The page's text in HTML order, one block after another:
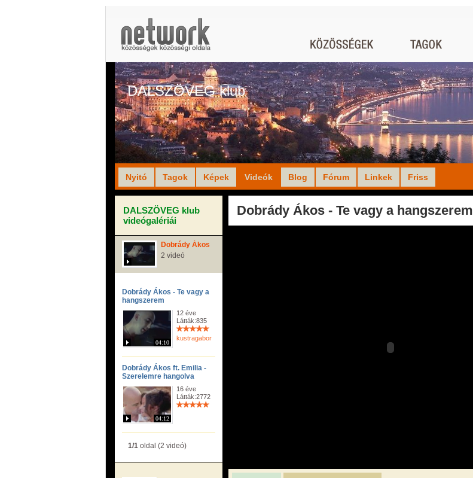
DALSZÖVEG klub
Nyitó Tagok Képek Videók Blog Fórum Linkek Friss
DALSZÖVEG klub
videógalériái
Dobrády Ákos
2 videó
Dobrády Ákos - Te vagy a
hangszerem
04:10
12 éve
Látták:835
kustragabor
Dobrády Ákos ft. Emilia -
Szerelemre hangolva
04:12
16 éve
Látták:2772
1/1 oldal (2 videó)
Dobrády Ákos - Te vagy a hangszerem